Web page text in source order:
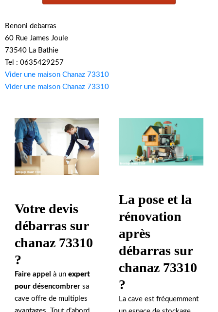
Benoni debarras
60 Rue James Joule
73540 La Bathie
Tel : 0635429257
Vider une maison Chanaz 73310
Vider une maison Chanaz 73310
Votre devis
débarras sur
chanaz 73310
?
Faire appel à un expert
pour désencombrer sa
cave offre de multiples
La pose et la
rénovation
après
débarras sur
chanaz 73310
?
La cave est fréquemment